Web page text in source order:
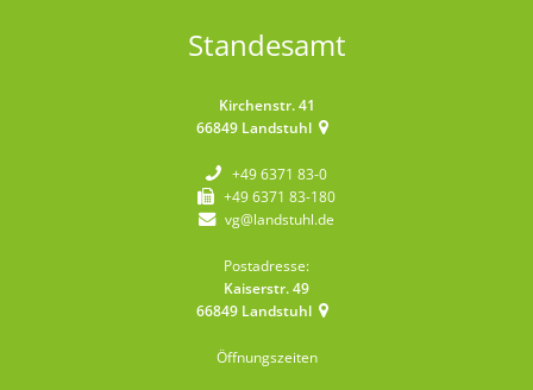
Standesamt
Kirchenstr. 41
66849 Landstuhl
+49 6371 83-0
+49 6371 83-180
vg@landstuhl.de
Postadresse:
Kaiserstr. 49
66849 Landstuhl
Öffnungszeiten